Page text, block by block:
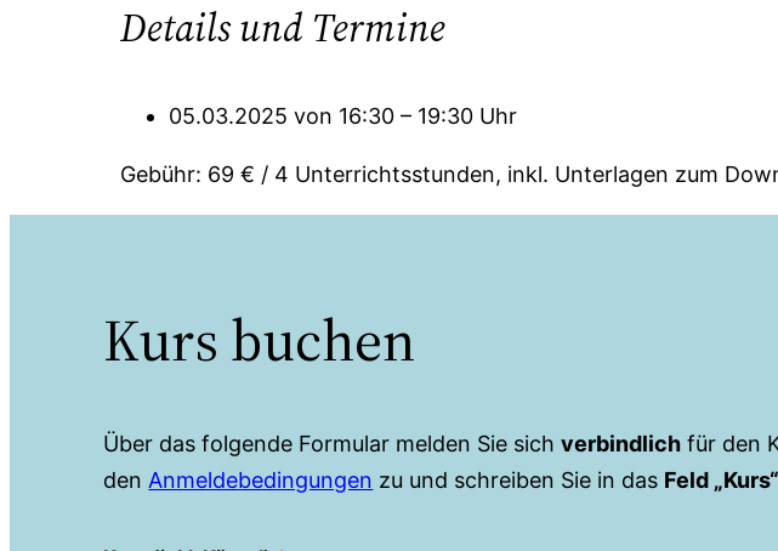
Details und Termine
05.03.2025 von 16:30 – 19:30 Uhr
Gebühr: 69 € / 4 Unterrichtsstunden, inkl. Unterlagen zum
Kurs buchen
Über das folgende Formular melden Sie sichverbindlich für den
den Anmeldebedingungen zu und schreiben Sie in das Feld